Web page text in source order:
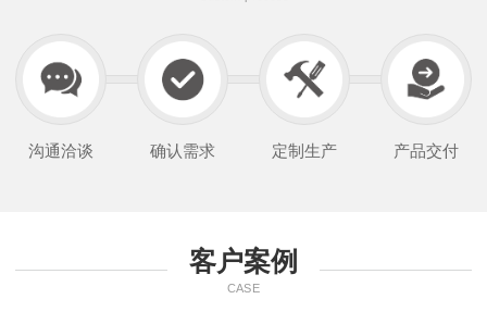
沟通洽谈 确认需求 定制生产 产品交付
客户案例
CASE